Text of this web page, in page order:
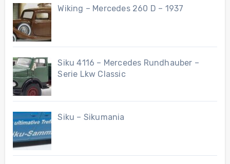
Wiking – Mercedes 260 D – 1937
Siku 4116 – Mercedes Rundhauber –
Serie Lkw Classic
Siku – Sikumania